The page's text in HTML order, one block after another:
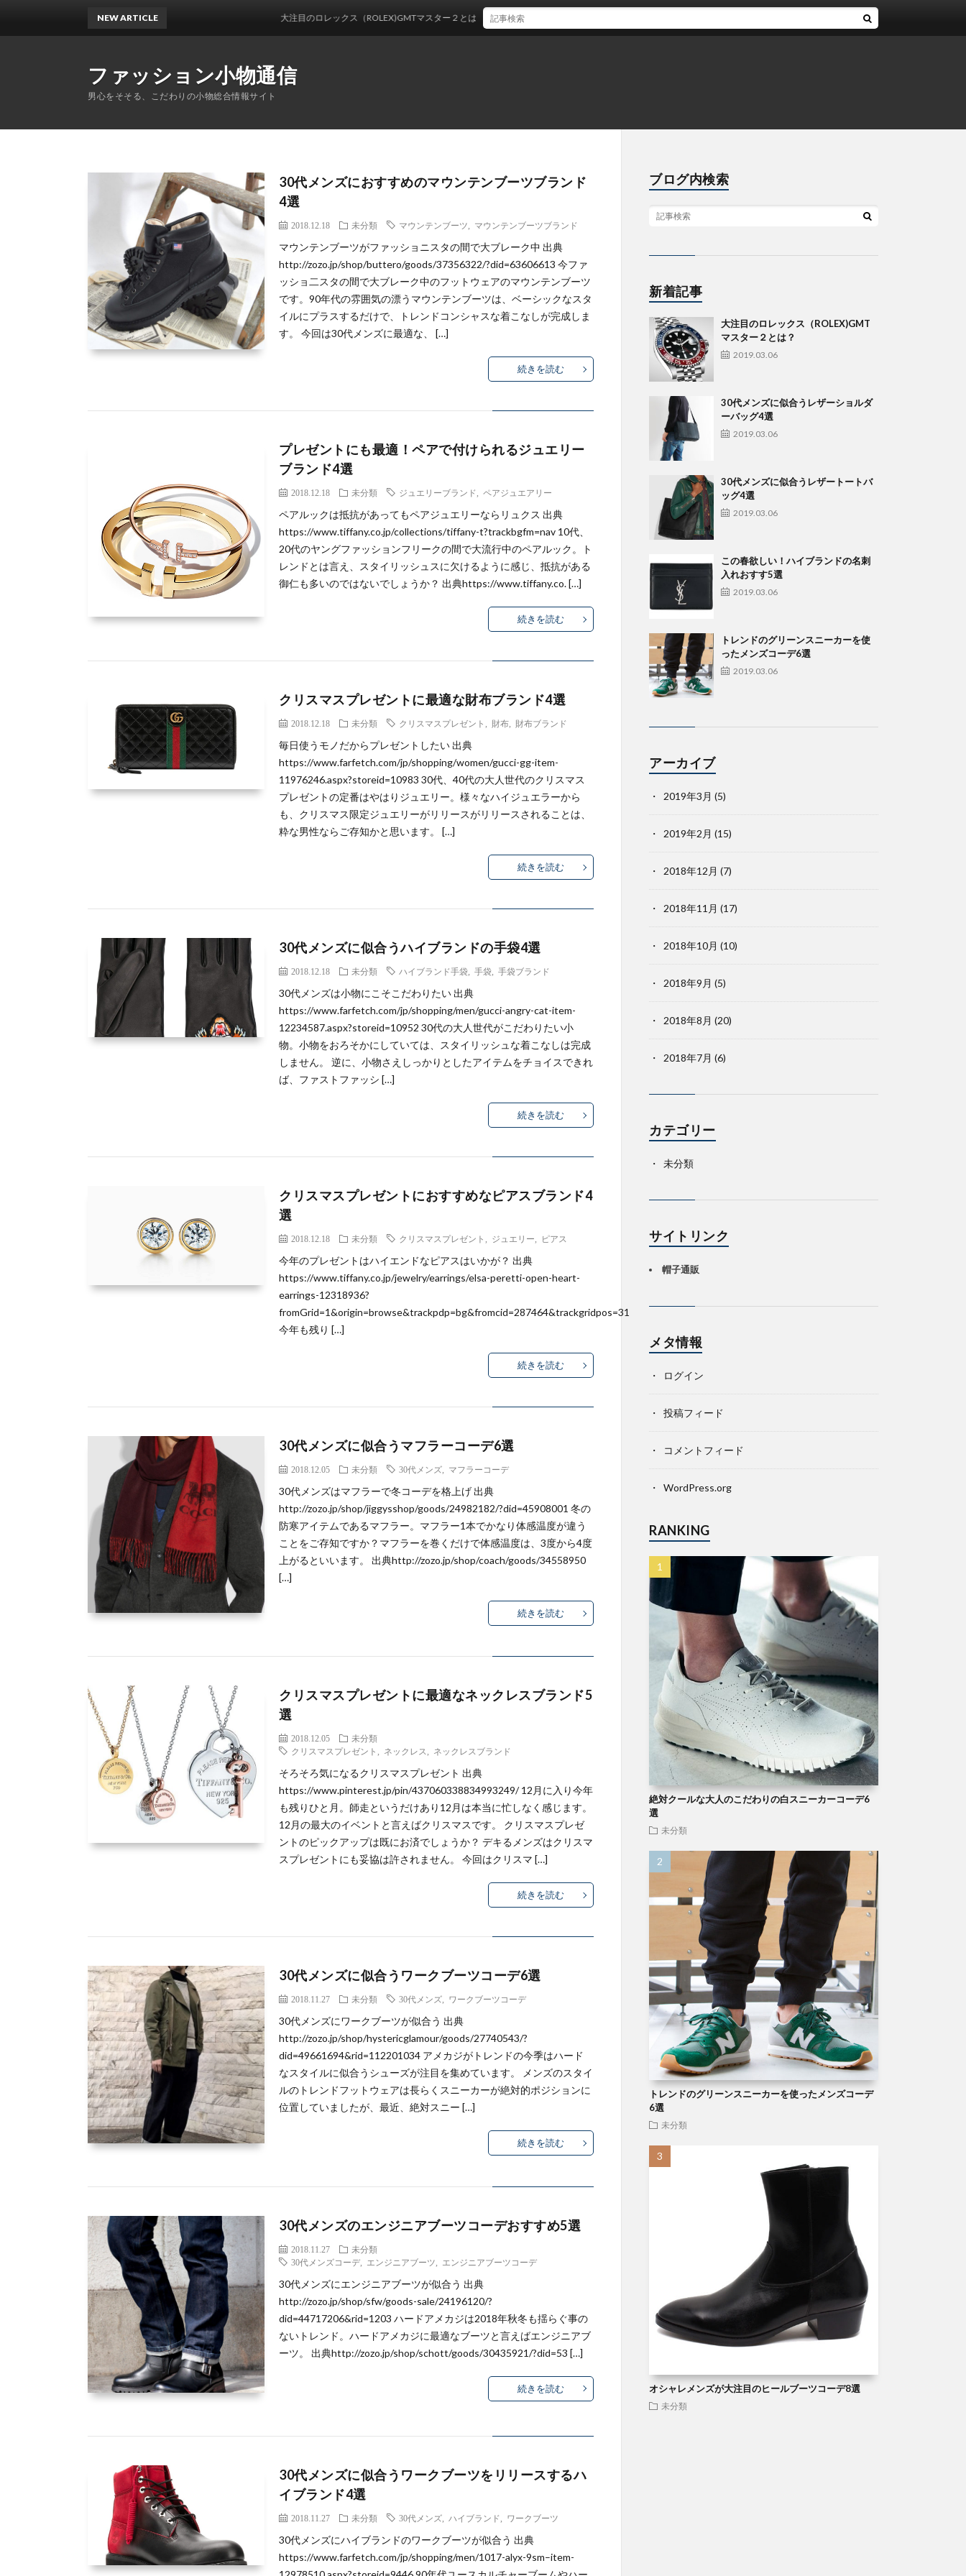
ファッション小物通信
男心をそそる、こだわりの小物総合情報サイト
NEW ARTICLE 大注目のロレックス（ROLEX)GMTマスター２とは？
30代メンズにおすすめのマウンテンブーツブランド
4選
2018.12.18 未分類 マウンテンブーツ マウンテンブーツブランド
マウンテンブーツがファッショニスタの間で大ブレーク中 出典
http://zozo.jp/shop/buttero/goods/37356322/?did=63606613 今ファ
ッショ二スタの間で大ブレーク中のフットウェアのマウンテンブーツ
です。90年代の雰囲気の漂うマウンテンブーツは、ベーシックなスタ
イルにプラスするだけで、トレンドコンシャスな着こなしが完成しま
す。 今回は30代メンズに最適な、 […]
続きを読む
プレゼントにも最適！ペアで付けられるジュエリー
ブランド4選
2018.12.18 未分類 ジュエリーブランド ,ペアジュエアリー
ペアルックは抵抗があってもペアジュエリーならリュクス 出典
https://www.tiffany.co.jp/collections/tiffany-t?trackbgfm=nav 10代、
20代のヤングファッションフリークの間で大流行中のペアルック。ト
レンドとは言え、スタイリッシュスに欠けるように感じ、抵抗がある
御仁も多いのではないでしょうか？ 出典https://www.tiffany.co. […]
続きを読む
クリスマスプレゼントに最適な財布ブランド4選
2018.12.18 未分類 クリスマスプレゼント 財布 財布ブランド
毎日使うモノだからプレゼントしたい 出典
https://www.farfetch.com/jp/shopping/women/gucci-gg-item-
11976246.aspx?storeid=10983 30代、40代の大人世代のクリスマス
プレゼントの定番はやはりジュエリー。様々なハイジュエラーから
も、クリスマス限定ジュエリーがリリースがリリースされることは、
粋な男性ならご存知かと思います。 […]
続きを読む
30代メンズに似合うハイブランドの手袋4選
2018.12.18 未分類 ハイブランド手袋 ,手袋 ,手袋ブランド
30代メンズは小物にこそこだわりたい 出典
https://www.farfetch.com/jp/shopping/men/gucci-angry-cat-item-
12234587.aspx?storeid=10952 30代の大人世代がこだわりたい小
物。小物をおろそかにしていては、スタイリッシュな着こなしは完成
しません。 逆に、小物さえしっかりとしたアイテムをチョイスできれ
ば、ファストファッシ […]
続きを読む
クリスマスプレゼントにおすすめなピアスブランド4
選
2018.12.18 未分類 クリスマスプレゼント ジュエリー ピアス
今年のプレゼントはハイエンドなピアスはいかが？ 出典
https://www.tiffany.co.jp/jewelry/earrings/elsa-peretti-open-heart-
earrings-12318936?
fromGrid=1&origin=browse&trackpdp=bg&fromcid=287464&trackgridpos=31
今年も残り […]
続きを読む
30代メンズに似合うマフラーコーデ6選
2018.12.05 未分類 30代メンズ マフラーコーデ
30代メンズはマフラーで冬コーデを格上げ 出典
http://zozo.jp/shop/jiggysshop/goods/24982182/?did=45908001 冬の
防寒アイテムであるマフラー。マフラー1本でかなり体感温度が違う
ことをご存知ですか？マフラーを巻くだけで体感温度は、3度から4度
上がるといいます。 出典http://zozo.jp/shop/coach/goods/34558950
[…]
続きを読む
クリスマスプレゼントに最適なネックレスブランド5
選
2018.12.05
未分類
クリスマスプレゼント
ネックレス ネックレスブランド
そろそろ気になるクリスマスプレゼント 出典
https://www.pinterest.jp/pin/437060338834993249/ 12月に入り今年
も残りひと月。師走というだけあり12月は本当に忙しなく感じます。
12月の最大のイベントと言えばクリスマスです。 クリスマスプレゼ
ントのピックアップは既にお済でしょうか？ デキるメンズはクリスマ
スプレゼントにも妥協は許されません。 今回はクリスマ […]
続きを読む
30代メンズに似合うワークブーツコーデ6選
2018.11.27 未分類 30代メンズ ワークブーツコーデ
30代メンズにワークブーツが似合う 出典
http://zozo.jp/shop/hystericglamour/goods/27740543/?
did=49661694&rid=112201034 アメカジがトレンドの今季はハード
なスタイルに似合うシューズが注目を集めています。 メンズのスタイ
ルのトレンドフットウェアは長らくスニーカーが絶対的ポジションに
位置していましたが、最近、絶対スニー […]
続きを読む
30代メンズのエンジニアブーツコーデおすすめ5選
2018.11.27
未分類
30代メンズコーデ, エンジニアブーツ エンジニアブーツコーデ
30代メンズにエンジニアブーツが似合う 出典
http://zozo.jp/shop/sfw/goods-sale/24196120/?
did=44717206&rid=1203 ハードアメカジは2018年秋冬も揺らぐ事の
ないトレンド。ハードアメカジに最適なブーツと言えばエンジニアブ
ーツ。 出典http://zozo.jp/shop/schott/goods/30435921/?did=53 […]
続きを読む
30代メンズに似合うワークブーツをリリースするハ
イブランド4選
2018.11.27 未分類 30代メンズ ハイブランド ワークブーツ
30代メンズにハイブランドのワークブーツが似合う 出典
https://www.farfetch.com/jp/shopping/men/1017-alyx-9sm–item-
ブログ内検索
新着記事
大注目のロレックス（ROLEX)GMT
マスター２とは？
2019.03.06
30代メンズに似合うレザーショルダ
ーバッグ4選
2019.03.06
30代メンズに似合うレザートートバ
ッグ4選
2019.03.06
この春欲しい！ハイブランドの名刺
入れおすす5選
2019.03.06
トレンドのグリーンスニーカーを使
ったメンズコーデ6選
2019.03.06
アーカイブ
2019年3月 (5)
2019年2月 (15)
2018年12月 (7)
2018年11月 (17)
2018年10月 (10)
2018年9月 (5)
2018年8月 (20)
2018年7月 (6)
カテゴリー
未分類
サイトリンク
帽子通販
メタ情報
ログイン
投稿フィード
コメントフィード
WordPress.org
RANKING
絶対クールな大人のこだわりの白スニーカーコーデ6
選
未分類
トレンドのグリーンスニーカーを使ったメンズコーデ
6選
未分類
オシャレメンズが大注目のヒールブーツコーデ8選
未分類